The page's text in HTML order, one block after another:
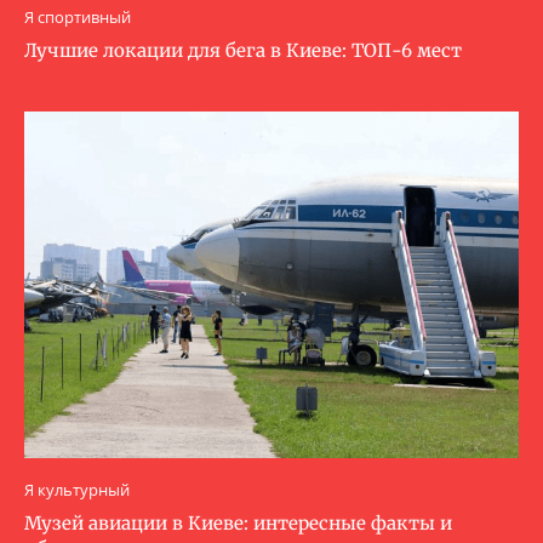
Я спортивный
Лучшие локации для бега в Киеве: ТОП-6 мест
Я культурный
Музей авиации в Киеве: интересные факты и